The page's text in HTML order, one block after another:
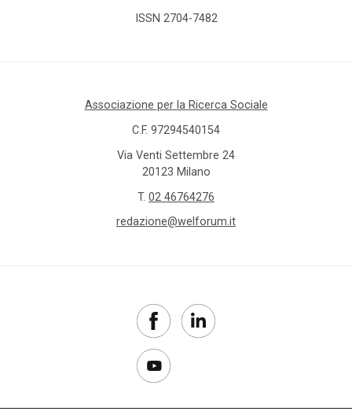
ISSN 2704-7482
Associazione per la Ricerca Sociale
C.F. 97294540154
Via Venti Settembre 24
20123 Milano
T. 02 46764276
redazione@welforum.it